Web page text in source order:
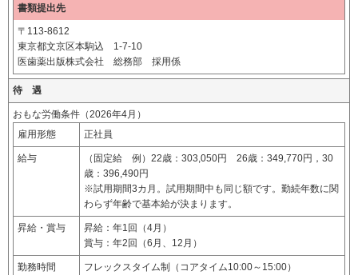
書類提出先
〒113-8612
東京都文京区本駒込 1-7-10
医歯薬出版株式会社 総務部 採用係
待 遇
おもな労働条件（2026年4月）
雇用形態
正社員
給与
（固定給 例）22歳：303,050円 26歳：349,770円，30
歳：396,490円
※試用期間3カ月。試用期間中も同じ額です。勤続年数に関
わらず年齢で基本給が決まります。
昇給・賞与
昇給：年1回（4月）
賞与：年2回（6月、12月）
勤務時間
フレックスタイム制（コアタイム10:00～15:00）